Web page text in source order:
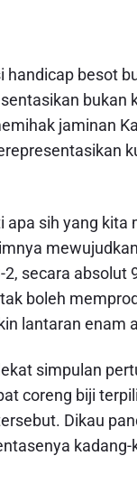
besot
bukan
jaminan
sih yang kita
secara absolut
boleh
lantaran enam
simpulan
coreng biji
Dikau